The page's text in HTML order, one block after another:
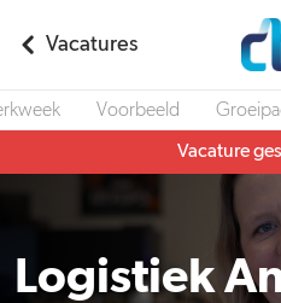
Vacatures
Voorbeeld
Vacature
Logistiek